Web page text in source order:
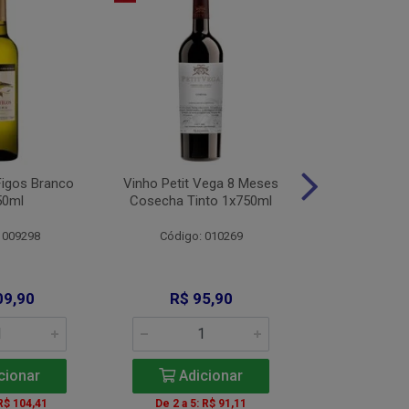
Branco
104,41
Vinho Petit Vega 8 Meses
Cosecha Tinto 1x750ml
Código: 010269
R$ 95,90
Adicionar
De 2 a 5: R$ 91,11